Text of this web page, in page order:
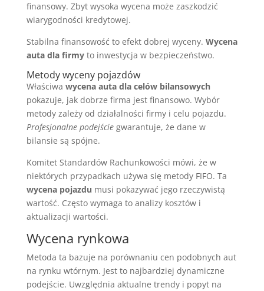
finansowy. Zbyt wysoka wycena może zaszkodzić
wiarygodności kredytowej.
Stabilna finansowość to efekt dobrej wyceny. Wycena
auta dla firmyto inwestycja w bezpieczeństwo.
Metody wyceny pojazdów
Właściwa wycena auta dla celów bilansowych
pokazuje, jak dobrze firma jest finansowo. Wybór
metody zależy od działalności firmy i celu pojazdu.
Profesjonalne podejściegwarantuje, że dane w
bilansie są spójne.
Komitet Standardów Rachunkowości mówi, że w
niektórych przypadkach używa się metody FIFO. Ta
wycena pojazdu musi pokazywać jego rzeczywistą
wartość. Często wymaga to analizy kosztów i
aktualizacji wartości.
Wycena rynkowa
Metoda ta bazuje na porównaniu cen podobnych aut
na rynku wtórnym. Jest to najbardziej dynamiczne
podejście. Uwzględnia aktualne trendy i popyt na